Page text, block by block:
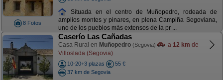
8 Fotos
Situada en el centro de Muñopedro, rodeada de
amplios montes y pinares, en plena Campiña Segoviana,
uno de los pueblos más extensos de la pr ...
Caserío Las Cañadas
Casa Rural en Muñopedro (Segovia) a 12 km de
Villoslada (Segovia)
10-20+3 plazas
55 €
37 km de Segovia